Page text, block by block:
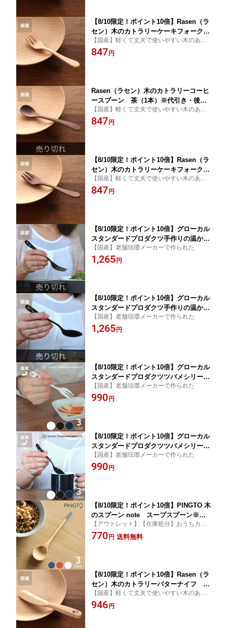
【8/10限定！ポイント10倍】Rasen（ラ
セン）木のカトラリーケーキフォーク
白（1本）※代引き・後払い不可 キッチ
ングッズ ギフト 贈り物 プレゼント キ
【国産】軽くて丈夫で使いやすい木のあた
たかみたっぷりのカトラリー
847 円
Rasen（ラセン）木のカトラリーコーヒ
ースプーン 茶（1本）※代引き・後払
い不可 木のスプーン 食器 キッチングッ
ズ 贈り物 キッチン雑貨 台所用品 キッ
【国産】軽くて丈夫で使いやすい木のあた
たかみたっぷりのカトラリー
847 円
【8/10限定！ポイント10倍】Rasen（ラ
セン）木のカトラリーケーキフォーク
茶（1本）※代引き・後払い不可 キッチ
ングッズ ギフト 贈り物 プレゼント キ
【国産】軽くて丈夫で使いやすい木のあた
たかみたっぷりのカトラリー
847 円
【8/10限定！ポイント10倍】グローカル
スタンダードプロダクツ手作りの温かみ
感じる ホーローフォーク ブラック※代
引き・後払い不可 TSUBAME カトラリ
【国産】老舗琺瑯メーカーで作られた
1,265 円
【8/10限定！ポイント10倍】グローカル
スタンダードプロダクツ手作りの温かみ
感じる ホーロースプーン ブラック※代
引き・後払い不可 TSUBAME カトラリ
【国産】老舗琺瑯メーカーで作られた
1,265 円
【8/10限定！ポイント10倍】グローカル
スタンダードプロダクツツバメシリーズ
手作りの温かみ感じる ホーローケーキ
フォーク※代引き・後払い不可 TSUBA
【国産】老舗琺瑯メーカーで作られた
990 円
【8/10限定！ポイント10倍】グローカル
スタンダードプロダクツツバメシリーズ
手作りの温かみ感じる ホーローコーヒ
ースプーン※代引き・後払い不可 TSUB
【国産】老舗琺瑯メーカーで作られた
990 円
【8/10限定！ポイント10倍】PINGTO 木
のスプーン note スープスプーン※代
引き・後払い不可木製 カフェ お洒落 テ
ーブルウェア モダン シンプル アウトド
【アウトレット】【在庫処分】おうちカフ
ェのような木製カトラリー
770 円 送料無料
【8/10限定！ポイント10倍】Rasen（ラ
セン）木のカトラリーバターナイフ 白
（1本）※代引き・後払い不可 キッチン
グッズ ギフト 贈り物 プレゼント キッ
【国産】軽くて丈夫で使いやすい木のあた
たかみたっぷりのカトラリー
946 円